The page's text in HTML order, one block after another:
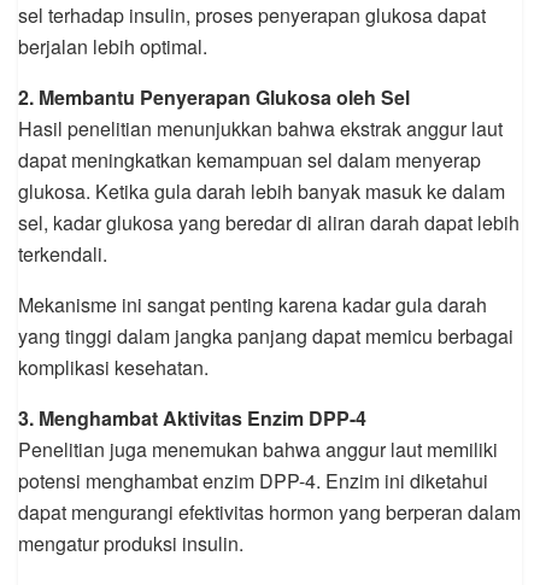
sel terhadap insulin, proses penyerapan glukosa dapat
berjalan lebih optimal.
2. Membantu Penyerapan Glukosa oleh Sel
Hasil penelitian menunjukkan bahwa ekstrak anggur laut
dapat meningkatkan kemampuan sel dalam menyerap
glukosa. Ketika gula darah lebih banyak masuk ke dalam
sel, kadar glukosa yang beredar di aliran darah dapat lebih
terkendali.
Mekanisme ini sangat penting karena kadar gula darah
yang tinggi dalam jangka panjang dapat memicu berbagai
komplikasi kesehatan.
3. Menghambat Aktivitas Enzim DPP-4
Penelitian juga menemukan bahwa anggur laut memiliki
potensi menghambat enzim DPP-4. Enzim ini diketahui
dapat mengurangi efektivitas hormon yang berperan dalam
mengatur produksi insulin.